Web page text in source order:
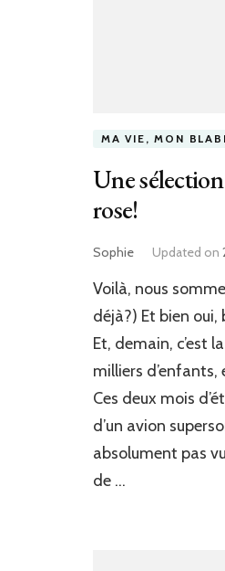
MA VIE, MON
Une
rose!
Sophie Updated on
Voilà, nous
déjà?) Et bien
Et, demain, c’est
milliers
Ces deux mois
d’un avion
absolument pas
de …